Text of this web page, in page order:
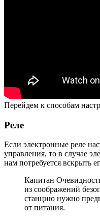
Перейдем к способам
Реле
Если электронные реле
управления, то в случае
нам потребуется вскрыть
Капитан
из соображений
станцию нужно
от питания.